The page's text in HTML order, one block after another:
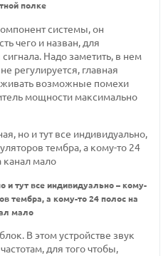
полке
системы, он
чего и назван, для
Надо заметить, в нем
регулируется, главная
возможные помехи
мощности максимально
и тут все индивидуально – кому-
тембра, а кому-то 24 полос на
мало
В этом устройстве звук
для того чтобы,